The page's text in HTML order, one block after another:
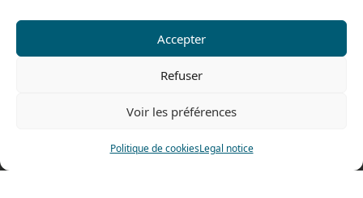
Accepter
Refuser
Voir les préférences
Politique de cookiesLegal notice
Fax: 0033 474 62 81 69
478 rue Alexandre Richetta